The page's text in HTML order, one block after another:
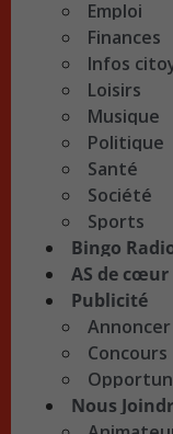
Emploi
Finances
Infos
Loisirs
Musique
Politique
Santé
Société
Sports
Bingo
AS de cœur
Publicité
Annoncer
Concours
Nous